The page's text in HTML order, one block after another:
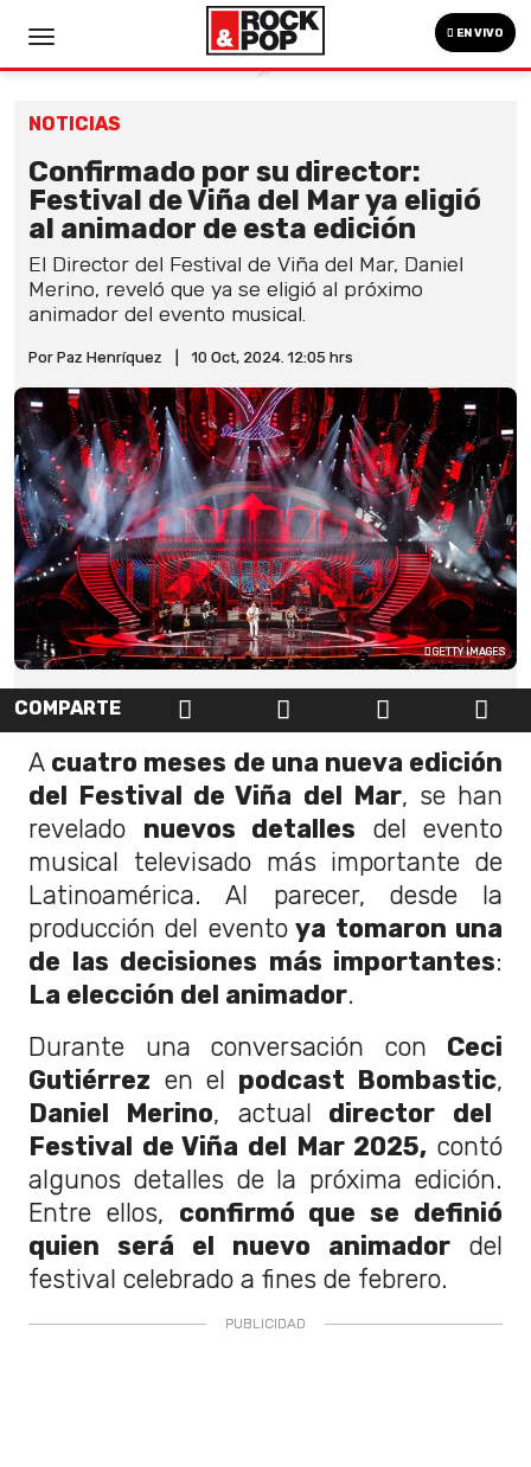
EN VIVO
NOTICIAS
Confirmado por su director:
Festival de Viña del Mar ya eligió
al animador de esta edición
El Director del Festival de Viña del Mar, Daniel
Merino, reveló que ya se eligió al próximo
animador del evento musical.
Por Paz Henríquez 10 Oct, 2024. 12:05 hrs
GETTY IMAGES
COMPARTE
A cuatro meses de una nueva edición
del Festival de Viña del Mar, se han
revelado nuevos detalles del evento
musical televisado más importante de
Latinoamérica. Al parecer, desde la
producción del eventoya tomaron una
de las decisiones más importantes:
La elección del animador.
Durante una conversación con Ceci
Gutiérrez en el podcast Bombastic,
Daniel Merino, actual director del
Festival de Viña del Mar 2025, contó
algunos detalles de la próxima edición.
Entre ellos, confirmó que se definió
quien será el nuevo animador del
festival celebrado a fines de febrero.